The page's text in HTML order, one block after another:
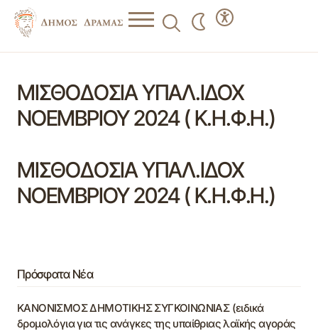
ΜΙΣΘΟΔΟΣΙΑ ΥΠΑΛ.ΙΔΟΧ
ΝΟΕΜΒΡΙΟΥ 2024 ( Κ.Η.Φ.Η.)
ΜΙΣΘΟΔΟΣΙΑ ΥΠΑΛ.ΙΔΟΧ
ΝΟΕΜΒΡΙΟΥ 2024 ( Κ.Η.Φ.Η.)
Πρόσφατα Νέα
ΚΑΝΟΝΙΣΜΟΣ ΔΗΜΟΤΙΚΗΣ ΣΥΓΚΟΙΝΩΝΙΑΣ (ειδικά
δρομολόγια για τις ανάγκες της υπαίθριας λαϊκής αγοράς